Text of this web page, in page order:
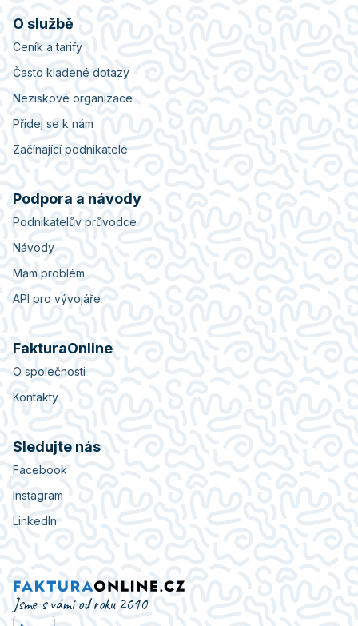
O službě
Ceník a tarify
Často kladené dotazy
Neziskové organizace
Přidej se k nám
Začínající podnikatelé
Podpora a návody
Podnikatelův průvodce
Návody
Mám problém
API pro vývojáře
FakturaOnline
O společnosti
Kontakty
Sledujte nás
Facebook
Instagram
LinkedIn
Jsme s vámi od roku 2010